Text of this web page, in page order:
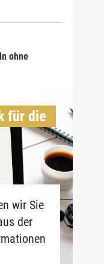
ohne
für die
wir Sie
der